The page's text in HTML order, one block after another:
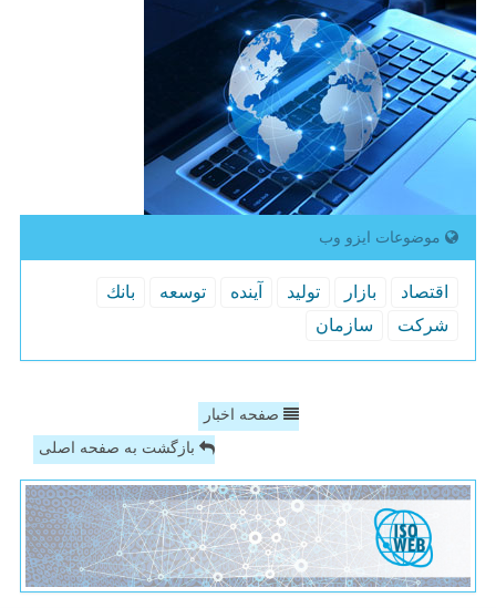
موضوعات ایزو وب
اقتصاد بازار تولید آینده توسعه
بانك
شركت
سازمان
صفحه اخبار
بازگشت به صفحه اصلی